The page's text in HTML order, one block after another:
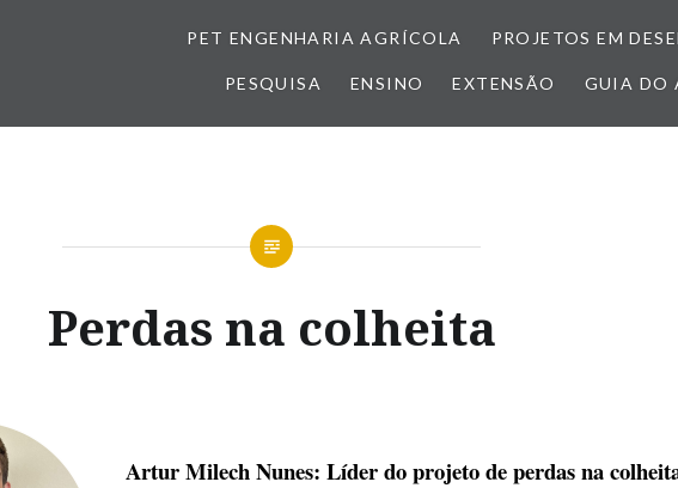
PET ENGENHARIA AGRÍCOLA PROJETOS EM
PESQUISA ENSINO EXTENSÃO GUIA DO
Perdas na colheita
Artur Milech Nunes: Líder do projeto de perdas na